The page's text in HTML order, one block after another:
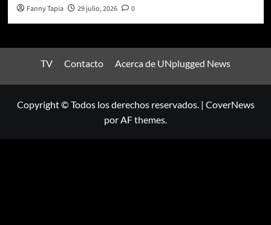
Fanny Tapia 29 julio, 2026 0
TV Contacto Acerca de UNplugged News
Copyright © Todos los derechos reservados. | CoverNews
por AF themes.